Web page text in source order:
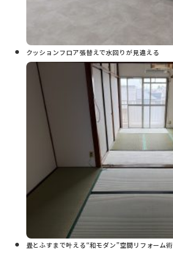
クッションフロア張替えで水回りが見違える
畳とふすまで叶える“和モダン”空間リフォーム術